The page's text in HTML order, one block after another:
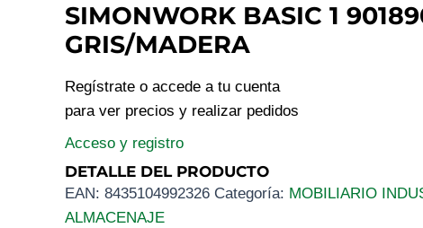
SIMONWORK BASIC 1
GRIS/MADERA
Regístrate o accede a tu cuenta
para ver precios y realizar pedidos
Acceso y registro
DETALLE DEL PRODUCTO
EAN: 8435104992326 Categoría: MOBILIARIO
ALMACENAJE